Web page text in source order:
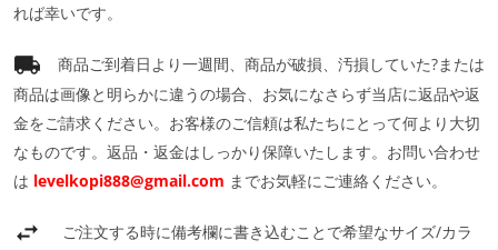
れば幸いです。
商品ご到着日より一週間、商品が破損、汚損していた?または
商品は画像と明らかに違うの場合、お気になさらず当店に返品や返
金をご請求ください。お客様のご信頼は私たちにとって何より大切
なものです。返品・返金はしっかり保障いたします。お問い合わせ
は levelkopi888@gmail.com までお気軽にご連絡ください。
ご注文する時に備考欄に書き込むことで希望なサイズ/カラ